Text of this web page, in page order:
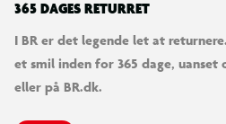
365 DAGES RETURRET
I BR er det legende let at
et smil inden for 365 dage,
eller på BR.dk.